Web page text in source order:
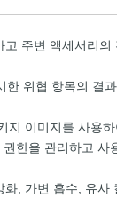
주변 액세서리의
위협 항목의 결
이미지를 사용
한을 관리하고 사
, 가변 흡수, 유사